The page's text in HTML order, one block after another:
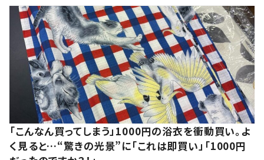
「こんなん買ってしまう」1000円の浴衣を衝動買い。よ
く見ると…“驚きの光景”に「これは即買い」「1000円